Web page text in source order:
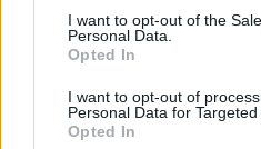
consent section.
I want to opt-out of the
Personal Data.
Opted In
I want to opt-out of
Personal Data for Targeted
Opted In
Zalán Jánoshozzátette:
vendégművészekkel
"Vannak szerepkörök,
sok darabot nem tudunk